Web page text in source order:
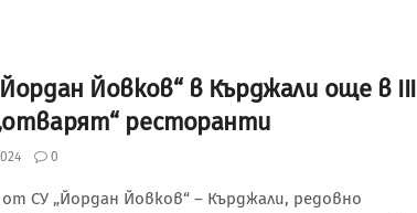
Йовков“ в Кърджали още в III
ресторанти
0
СУ „Йордан Йовков“ – Кърджали, редовно